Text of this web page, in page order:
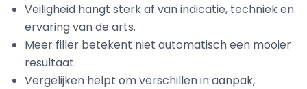
Veiligheid hangt sterk af van indicatie, techniek en
ervaring van de arts.
Meer filler betekent niet automatisch een mooier
resultaat.
Vergelijken helpt om verschillen in aanpak,